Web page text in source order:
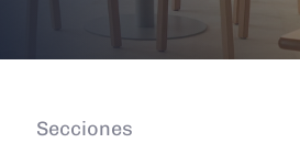
Secciones